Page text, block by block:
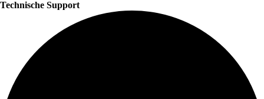
Technische Support